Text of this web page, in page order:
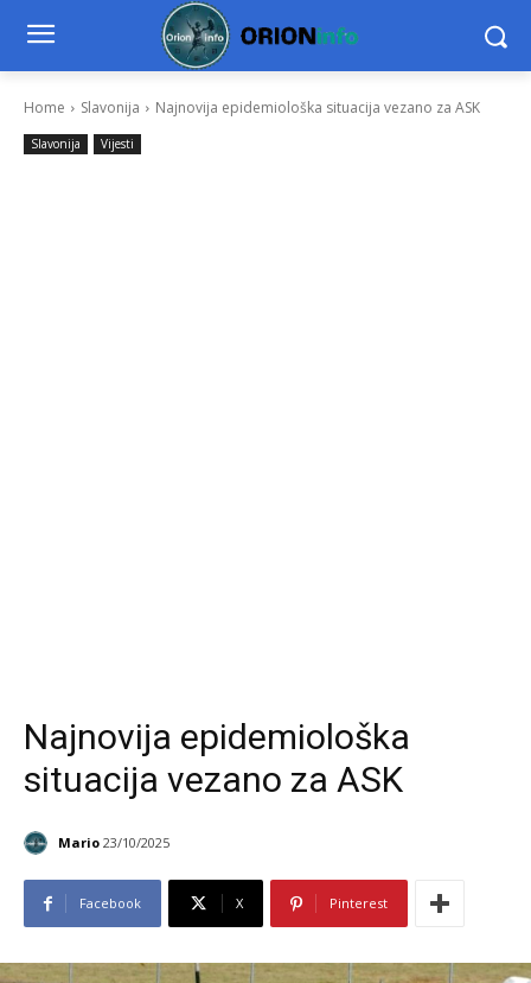
Home Slavonija Najnovija epidemiološka situacija vezano za ASK
Slavonija Vijesti
Najnovija epidemiološka
situacija vezano za ASK
Mario 23/10/2025
Facebook X Pinterest